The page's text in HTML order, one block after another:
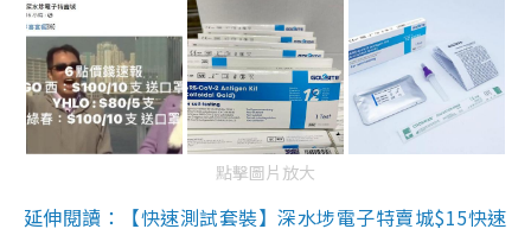
點擊圖片放大
延伸閱讀：【快速測試套裝】深水埗電子特賣城$15快速